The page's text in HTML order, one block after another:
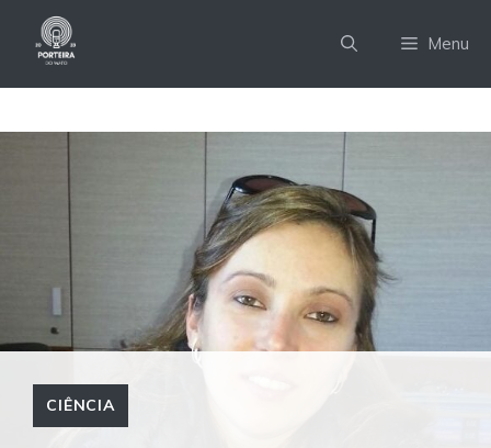
Menu
CIÊNCIA